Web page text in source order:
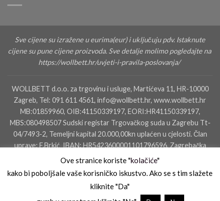
Sve cijene su izražene u eurima(eur) i uključuju pdv. Istaknute
cijene su pune cijene proizvoda. Sve detalje molimo pogledajte na
https://wollbett.hr/uvjeti-i-pravila-poslovanja/
WOLLBETT d.o.o. za trgovinu i usluge, Martićeva 11, HR-10000
Zagreb, Tel: 091 611 4561, info@wollbett.hr, www.wollbett.hr
MB:01859960, OIB:41150339197, EORI:HR41150339197,
MBS:080498507 Sudski registar Trgovačkog suda u Zagrebu Tt-
04/7493-2, Temeljni kapital 20.000,00kn uplaćen u cjelosti. Član
uprave: F.Brkić IBAN: HR5423600001101796596, Zagrebačka
banka dd, SWIFT: ZABAHR2X IBAN: HR4823400091110160000,
Ove stranice koriste "kolačiće"
kako bi poboljšale vaše korisničko iskustvo. Ako se s tim slažete
kliknite "Da"